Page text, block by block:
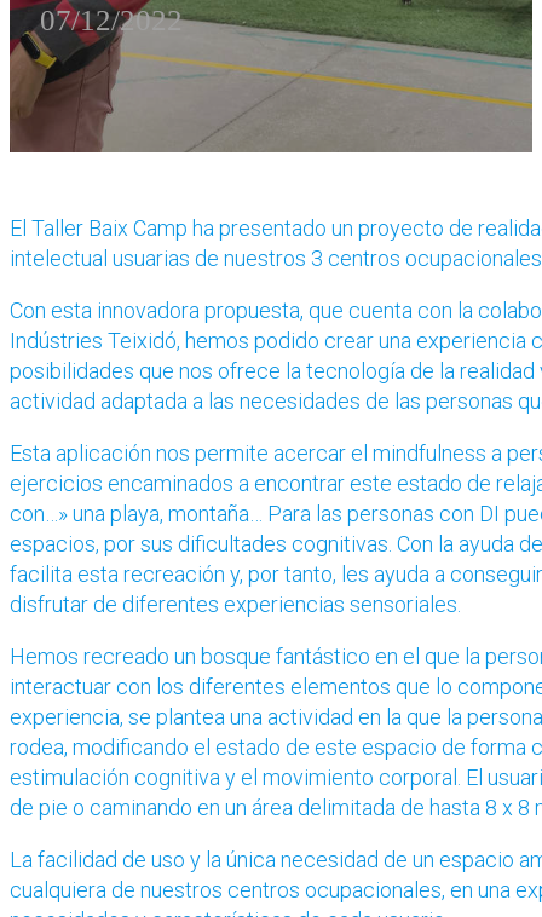
07/12/2022
El Taller Baix Camp ha presentado un proyecto de
intelectual usuarias de nuestros 3 centros
Con esta innovadora propuesta, que cuenta con la
Indústries Teixidó, hemos podido crear una experiencia
posibilidades que nos ofrece la tecnología de la
actividad adaptada a las necesidades de las personas
Esta aplicación nos permite acercar el mindfulness a
ejercicios encaminados a encontrar este estado de
con…» una playa, montaña… Para las personas con DI
espacios, por sus dificultades cognitivas. Con la ayuda
facilita esta recreación y, por tanto, les ayuda a
disfrutar de diferentes experiencias sensoriales.
Hemos recreado un bosque fantástico en el que la
interactuar con los diferentes elementos que lo
experiencia, se plantea una actividad en la que la
rodea, modificando el estado de este espacio de forma
estimulación cognitiva y el movimiento corporal. El
de pie o caminando en un área delimitada de hasta 8 x 8
La facilidad de uso y la única necesidad de un espacio
cualquiera de nuestros centros ocupacionales, en una